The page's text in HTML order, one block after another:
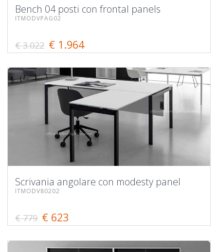
Bench 04 posti con frontal panels
ITMODVPAG02
€ 3.022 € 1.964
Scrivania angolare con modesty panel
ITMODV80202
€ 779 € 623